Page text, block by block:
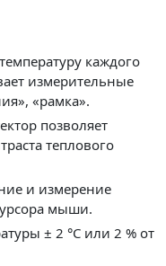
каждого
измерительные
«рамка».
позволяет
теплового
и измерение
мыши.
± 2 °С или 2 % от